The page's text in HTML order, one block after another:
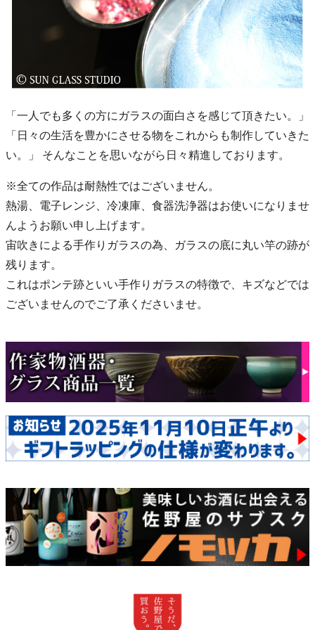
「一人でも多くの方にガラスの面白さを感じて頂きたい。」
「日々の生活を豊かにさせる物をこれからも制作していきた
い。」 そんなことを思いながら日々精進しております。
※全ての作品は耐熱性ではございません。
熱湯、電子レンジ、冷凍庫、食器洗浄器はお使いになりませ
んようお願い申し上げます。
宙吹きによる手作りガラスの為、ガラスの底に丸い竿の跡が
残ります。
これはポンテ跡といい手作りガラスの特徴で、キズなどでは
ございませんのでご了承くださいませ。